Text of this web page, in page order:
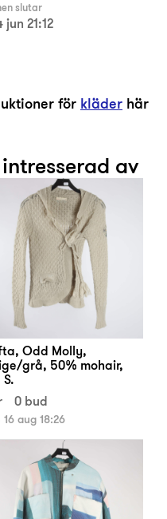
slutar
jun 21:12
för kläder här
av
Odd Molly,
grå, 50% mohair,
0 bud
16 aug 18:26